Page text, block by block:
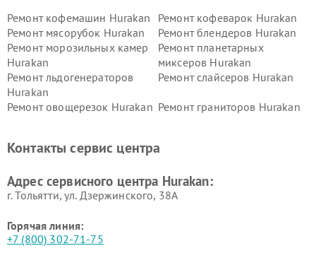
Ремонт кофемашин Hurakan
Ремонт кофеварок Hurakan
Ремонт мясорубок Hurakan
Ремонт блендеров Hurakan
Ремонт морозильных камер
Hurakan
Ремонт планетарных
миксеров Hurakan
Ремонт льдогенераторов
Hurakan
Ремонт слайсеров Hurakan
Ремонт овощерезок Hurakan Ремонт граниторов Hurakan
Hurakan
Контакты сервис центра
Адрес сервисного центра Hurakan:
г. Тольятти, ул. Дзержинского, 38А
Горячая линия:
+7 (800) 302-71-75